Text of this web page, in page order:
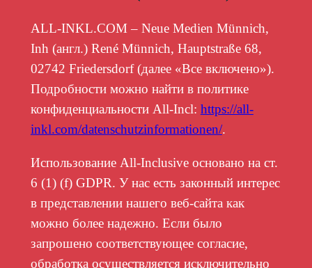
ALL-INKL.COM – Neue Medien Münnich,
Inh (англ.) René Münnich, Hauptstraße 68,
02742 Friedersdorf (далее «Все включено»).
Подробности можно найти в политике
конфиденциальности All-Incl: https://all-
inkl.com/datenschutzinformationen/.
Использование All-Inclusive основано на ст.
6 (1) (f) GDPR. У нас есть законный интерес
в представлении нашего веб-сайта как
можно более надежно. Если было
запрошено соответствующее согласие,
обработка осуществляется исключительно